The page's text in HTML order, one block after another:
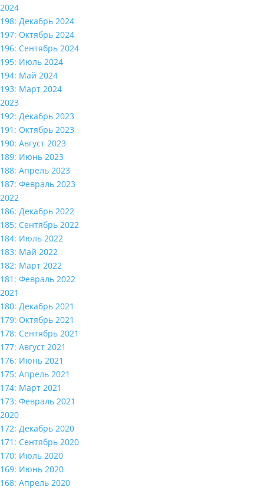
2024
198: Декабрь 2024
197: Октябрь 2024
196: Сентябрь 2024
195: Июль 2024
194: Май 2024
193: Март 2024
2023
192: Декабрь 2023
191: Октябрь 2023
190: Август 2023
189: Июнь 2023
188: Апрель 2023
187: Февраль 2023
2022
186: Декабрь 2022
185: Сентябрь 2022
184: Июль 2022
183: Май 2022
182: Март 2022
181: Февраль 2022
2021
180: Декабрь 2021
179: Октябрь 2021
178: Сентябрь 2021
177: Август 2021
176: Июнь 2021
175: Апрель 2021
174: Март 2021
173: Февраль 2021
2020
172: Декабрь 2020
171: Сентябрь 2020
170: Июль 2020
169: Июнь 2020
168: Апрель 2020